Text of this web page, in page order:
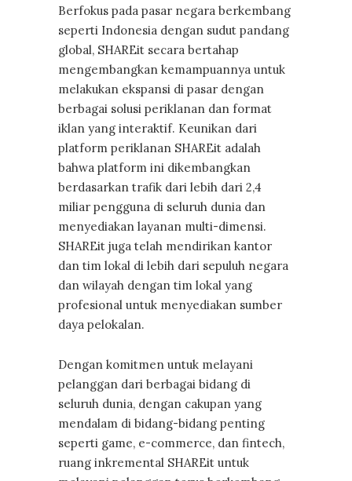
Berfokus pada pasar negara berkembang
seperti Indonesia dengan sudut pandang
global, SHAREit secara bertahap
mengembangkan kemampuannya untuk
melakukan ekspansi di pasar dengan
berbagai solusi periklanan dan format
iklan yang interaktif. Keunikan dari
platform periklanan SHAREit adalah
bahwa platform ini dikembangkan
berdasarkan trafik dari lebih dari 2,4
miliar pengguna di seluruh dunia dan
menyediakan layanan multi-dimensi.
SHAREit juga telah mendirikan kantor
dan tim lokal di lebih dari sepuluh negara
dan wilayah dengan tim lokal yang
profesional untuk menyediakan sumber
daya pelokalan.
Dengan komitmen untuk melayani
pelanggan dari berbagai bidang di
seluruh dunia, dengan cakupan yang
mendalam di bidang-bidang penting
seperti game, e-commerce, dan fintech,
ruang inkremental SHAREit untuk